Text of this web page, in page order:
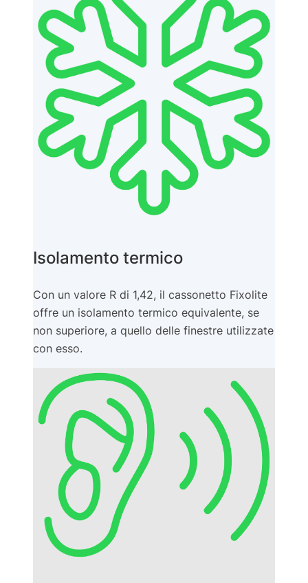
Isolamento termico
Con un valore R di 1,42, il cassonetto Fixolite
offre un isolamento termico equivalente, se
non superiore, a quello delle finestre utilizzate
con esso.